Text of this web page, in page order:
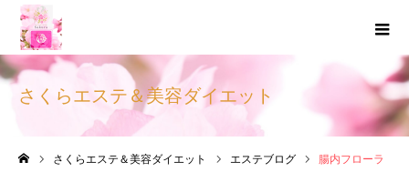
さくらエステ＆美容ダイエット
さくらエステ＆美容ダイエット エステブログ 腸内フローラ